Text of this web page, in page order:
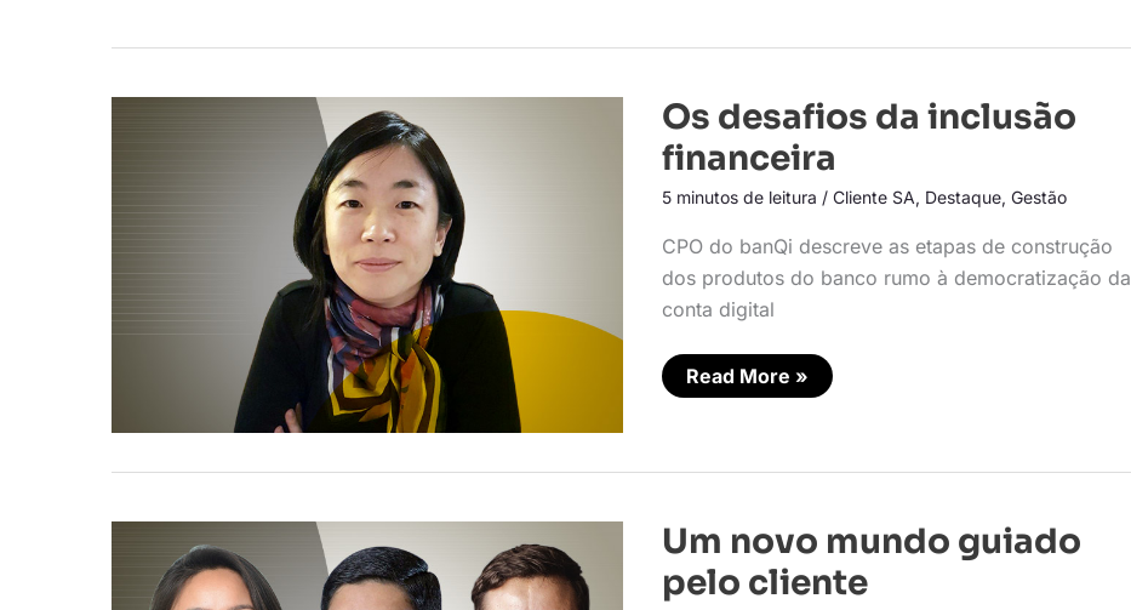
Os desafios da inclusão
financeira
5 minutos de leitura / Cliente SA, Destaque, Gestão
CPO do banQi descreve as etapas de construção
dos produtos do banco rumo à democratização da
conta digital
Os
desafios
inclusão
Read More »
Um novo mundo guiado
pelo cliente
Um
novo
mundo
guiado